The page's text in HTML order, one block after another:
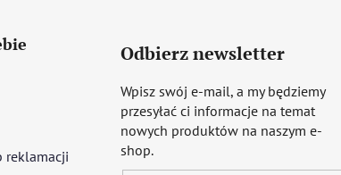
reklamacji
Odbierz newsletter
Wpisz swój e-mail, a my będziemy
przesyłać ci informacje na temat
nowych produktów na naszym e-
shop.